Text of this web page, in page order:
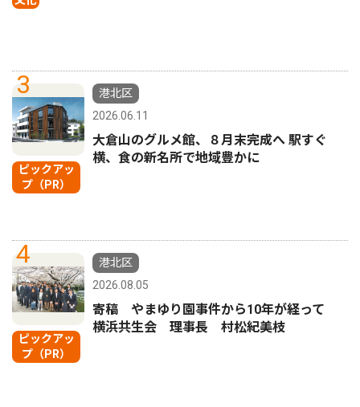
3
ピックアッ
プ（PR）
港北区
2026.06.11
大倉山のグルメ館、８月末完成へ 駅すぐ
横、食の新名所で地域豊かに
4
ピックアッ
プ（PR）
港北区
2026.08.05
寄稿 やまゆり園事件から10年が経って
横浜共生会 理事長 村松紀美枝